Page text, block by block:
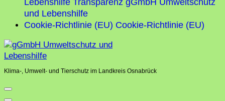
Lebenshilfe Transparenz gGmbH Umweltschutz
und Lebenshilfe
Cookie-Richtlinie (EU) Cookie-Richtlinie (EU)
Klima-, Umwelt- und Tierschutz im Landkreis Osnabrück